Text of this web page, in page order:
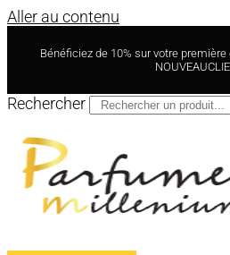
Aller au contenu
Bénéficiez de 10% sur votre
Rechercher